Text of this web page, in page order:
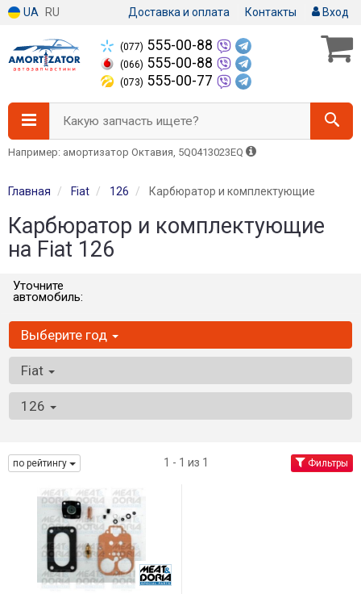
UA RU Доставка и оплата Контакты Вход
(077) 555-00-88
(066) 555-00-88
(073) 555-00-77
Какую запчасть ищете?
Например: амортизатор Октавия, 5Q0413023EQ
Главная Fiat 126 Карбюратор и комплектующие
Карбюратор и комплектующие
на Fiat 126
Уточните
автомобиль:
Выберите год
Fiat
126
по рейтингу 1 - 1 из 1 Фильтры